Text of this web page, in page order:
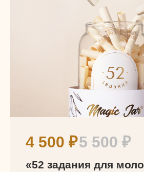
4 500 ₽5 500 ₽
«52 задания для